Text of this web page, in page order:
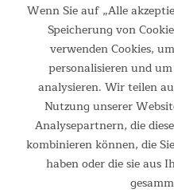
Leider wurden zu
gefunden
Wenn Sie auf „Alle
Speicherung von
verwenden Cookies,
personalisieren und
analysieren. Wir teilen
Nutzung unserer
Analysepartnern, die
kombinieren können, die
haben oder die sie aus